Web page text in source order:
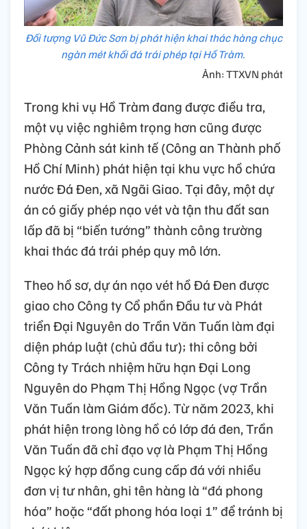
Đối tượng Vũ Đức Sơn bị phát hiện khai thác hàng chục
ngàn mét khối đá trái phép tại Hồ Tràm.
Ảnh: TTXVN phát
Trong khi vụ Hồ Tràm đang được điều tra,
một vụ việc nghiêm trọng hơn cũng được
Phòng Cảnh sát kinh tế (Công an Thành phố
Hồ Chí Minh) phát hiện tại khu vực hồ chứa
nước Đá Đen, xã Ngãi Giao. Tại đây, một dự
án có giấy phép nạo vét và tận thu đất san
lấp đã bị “biến tướng” thành công trường
khai thác đá trái phép quy mô lớn.
Theo hồ sơ, dự án nạo vét hồ Đá Đen được
giao cho Công ty Cổ phần Đầu tư và Phát
triển Đại Nguyên do Trần Văn Tuấn làm đại
diện pháp luật (chủ đầu tư); thi công bởi
Công ty Trách nhiệm hữu hạn Đại Long
Nguyên do Phạm Thị Hồng Ngọc (vợ Trần
Văn Tuấn làm Giám đốc). Từ năm 2023, khi
phát hiện trong lòng hồ có lớp đá đen, Trần
Văn Tuấn đã chỉ đạo vợ là Phạm Thị Hồng
Ngọc ký hợp đồng cung cấp đá với nhiều
đơn vị tư nhân, ghi tên hàng là “đá phong
hóa” hoặc “đất phong hóa loại 1” để tránh bị